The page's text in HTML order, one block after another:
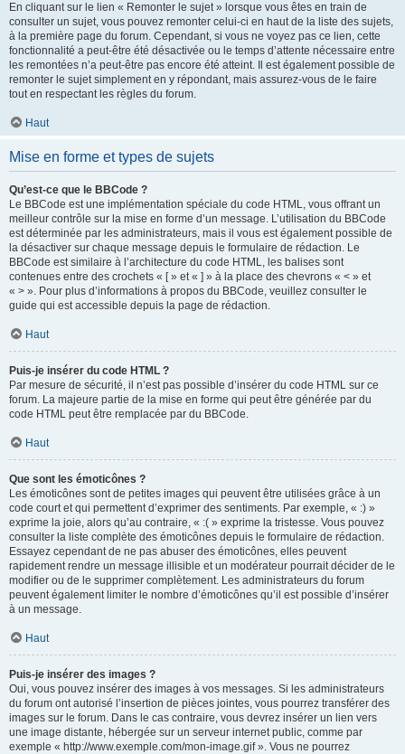
En cliquant sur le lien « Remonter le sujet » lorsque vous êtes en train de
consulter un sujet, vous pouvez remonter celui-ci en haut de la liste des sujets,
à la première page du forum. Cependant, si vous ne voyez pas ce lien, cette
fonctionnalité a peut-être été désactivée ou le temps d’attente nécessaire entre
les remontées n’a peut-être pas encore été atteint. Il est également possible de
remonter le sujet simplement en y répondant, mais assurez-vous de le faire
tout en respectant les règles du forum.
Haut
Mise en forme et types de sujets
Qu’est-ce que le BBCode ?
Le BBCode est une implémentation spéciale du code HTML, vous offrant un
meilleur contrôle sur la mise en forme d’un message. L’utilisation du BBCode
est déterminée par les administrateurs, mais il vous est également possible de
la désactiver sur chaque message depuis le formulaire de rédaction. Le
BBCode est similaire à l’architecture du code HTML, les balises sont
contenues entre des crochets « [ » et « ] » à la place des chevrons « < » et
« > ». Pour plus d’informations à propos du BBCode, veuillez consulter le
guide qui est accessible depuis la page de rédaction.
Haut
Puis-je insérer du code HTML ?
Par mesure de sécurité, il n’est pas possible d’insérer du code HTML sur ce
forum. La majeure partie de la mise en forme qui peut être générée par du
code HTML peut être remplacée par du BBCode.
Haut
Que sont les émoticônes ?
Les émoticônes sont de petites images qui peuvent être utilisées grâce à un
code court et qui permettent d’exprimer des sentiments. Par exemple, « :) »
exprime la joie, alors qu’au contraire, « :( » exprime la tristesse. Vous pouvez
consulter la liste complète des émoticônes depuis le formulaire de rédaction.
Essayez cependant de ne pas abuser des émoticônes, elles peuvent
rapidement rendre un message illisible et un modérateur pourrait décider de le
modifier ou de le supprimer complètement. Les administrateurs du forum
peuvent également limiter le nombre d’émoticônes qu’il est possible d’insérer
à un message.
Haut
Puis-je insérer des images ?
Oui, vous pouvez insérer des images à vos messages. Si les administrateurs
du forum ont autorisé l’insertion de pièces jointes, vous pourrez transférer des
images sur le forum. Dans le cas contraire, vous devrez insérer un lien vers
une image distante, hébergée sur un serveur internet public, comme par
exemple « http://www.exemple.com/mon-image.gif ». Vous ne pourrez